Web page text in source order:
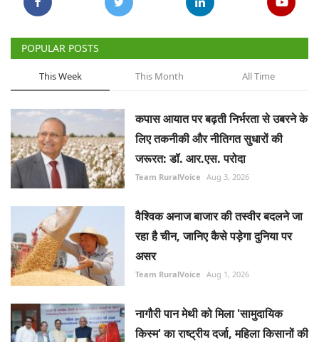
POPULAR POSTS
This Week This Month All Time
कपास आयात पर बढ़ती निर्भरता से उबरने के
लिए तकनीकी और नीतिगत सुधारों की
जरूरत: डॉ. आर.एस. परोदा
Team RuralVoice Aug 3, 2026
वैश्विक अनाज बाजार की तस्वीर बदलने जा
रहा है चीन, जानिए कैसे पड़ेगा दुनिया पर
असर
Team RuralVoice Aug 1, 2026
नागौरी पान मेथी को मिला 'सामुदायिक
किस्म' का राष्ट्रीय दर्जा, महिला किसानों की